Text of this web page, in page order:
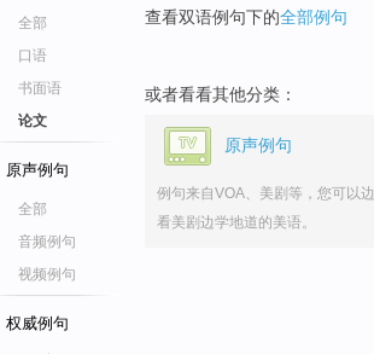
全部
口语
书面语
论文
原声例句
全部
音频例句
视频例句
权威例句
查看双语例句下的全部例句
或者看看其他分类：
原声例句
例句来自VOA、美剧等，您可以边
看美剧边学地道的美语。